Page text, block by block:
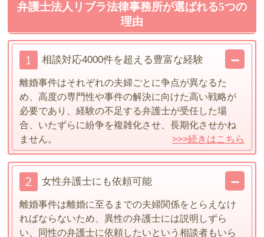
弁護士法人リブラ法律事務所が選ばれる5つの
理由
相談対応4000件を超える豊富な経験
離婚事件はそれぞれの夫婦ごとに争点が異なるた
め、高度の専門性や事件の解決に向けた高い戦略が
必要であり、経験の不足する弁護士が受任した場
合、いたずらに紛争を複雑化させ、長期化させかね
ません。
>>>続きはこちら
女性弁護士にも依頼可能
離婚事件は離婚に至るまでの夫婦関係をとらえなけ
ればならないため、異性の弁護士には説明しずら
い、同性の弁護士に依頼したいという相談者もいら